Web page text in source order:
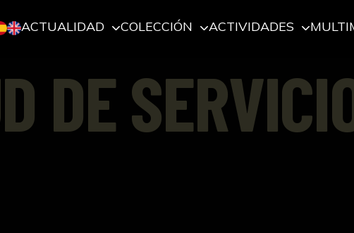
ACTUALIDAD COLECCIÓN ACTIVIDADES
DE